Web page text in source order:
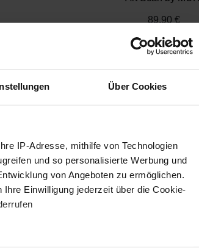
Über Cookies
IP-Adresse, mithilfe von Technologien
und so personalisierte Werbung und
von Angeboten zu ermöglichen.
Einwilligung jederzeit über die Cookie-
89,90 €